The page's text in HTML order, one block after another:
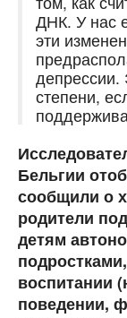
ДНК. У нас
эти
депрессии.
степени,
Бельгии
сообщили о
родители
детям
воспитании
поведении,